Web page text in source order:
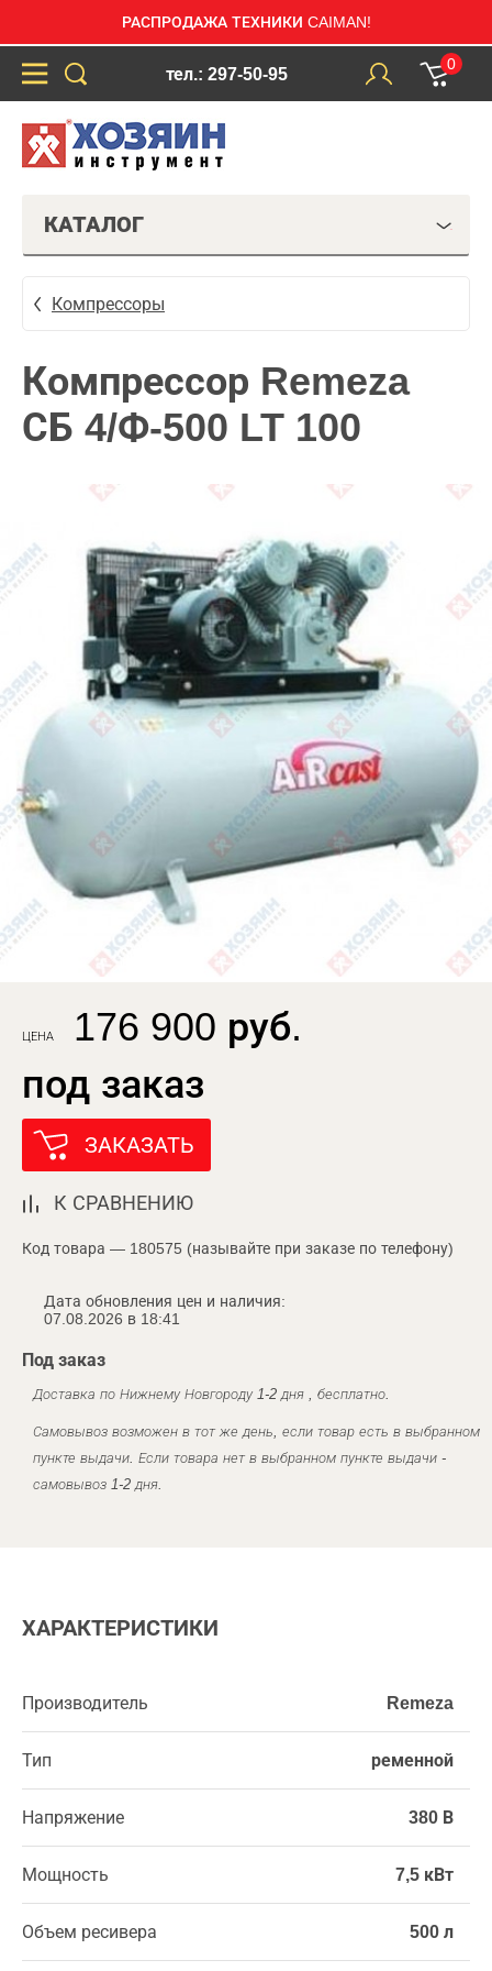
РАСПРОДАЖА ТЕХНИКИ CAIMAN!
тел.: 297-50-95
0
КАТАЛОГ
Компрессоры
Компрессор Remeza
СБ 4/Ф-500 LT 100
ЦЕНА
176 900 руб.
под заказ
ЗАКАЗАТЬ
К СРАВНЕНИЮ
Код товара — 180575 (называйте при заказе по телефону)
Дата обновления цен и наличия:
07.08.2026 в 18:41
Под заказ
Доставка по Нижнему Новгороду 1-2 дня , бесплатно.
Самовывоз возможен в тот же день, если товар есть в выбранном
пункте выдачи. Если товара нет в выбранном пункте выдачи -
самовывоз 1-2 дня.
ХАРАКТЕРИСТИКИ
Производитель Remeza
Тип ременной
Напряжение 380 В
Мощность 7,5 кВт
Объем ресивера 500 л